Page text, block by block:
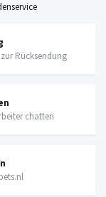
Rücksendung
chatten